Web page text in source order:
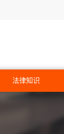
法律知识
经济犯罪
职务犯罪
毒品犯罪
刑事程序
暴力犯罪
海关走私
药品犯罪
取保候审
常见犯罪